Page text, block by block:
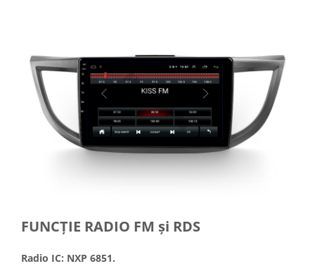
FUNCȚIE RADIO FM și RDS
Radio IC: NXP 6851.